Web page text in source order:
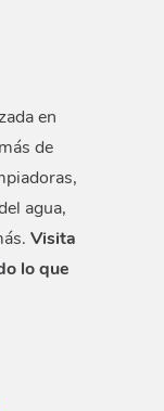
en
de
agua,
Visita
lo que